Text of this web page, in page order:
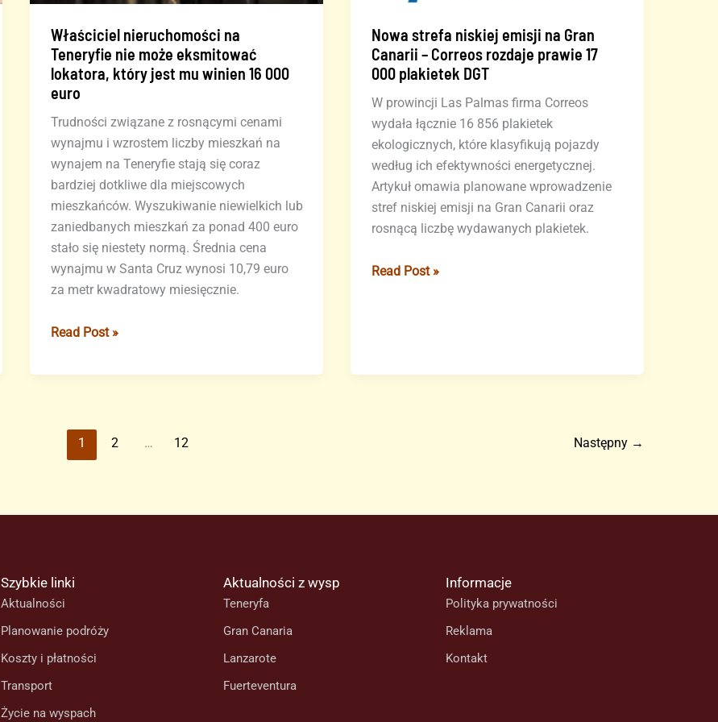
Właściciel nieruchomości na
Teneryfie nie może eksmitować
lokatora, który jest mu winien 16 000
euro
Trudności związane z rosnącymi cenami
wynajmu i wzrostem liczby mieszkań na
wynajem na Teneryfie stają się coraz
bardziej dotkliwe dla miejscowych
mieszkańców. Wyszukiwanie niewielkich lub
zaniedbanych mieszkań za ponad 400 euro
stało się niestety normą. Średnia cena
wynajmu w Santa Cruz wynosi 10,79 euro
za metr kwadratowy miesięcznie.
Właściciel
na
może
eksmitować
jest
16
000
euro
Read Post »
Nowa strefa niskiej emisji na Gran
Canarii – Correos rozdaje prawie 17
000 plakietek DGT
W prowincji Las Palmas firma Correos
wydała łącznie 16 856 plakietek
ekologicznych, które klasyfikują pojazdy
według ich efektywności energetycznej.
Artykuł omawia planowane wprowadzenie
stref niskiej emisji na Gran Canarii oraz
rosnącą liczbę wydawanych plakietek.
Nowa
Gran
Read Post »
1 2 … 12 Następny →
Szybkie linki
Aktualności
Planowanie podróży
Koszty i płatności
Transport
Życie na wyspach
Aktualności z wysp
Teneryfa
Gran Canaria
Lanzarote
Fuerteventura
Informacje
Polityka prywatności
Reklama
Kontakt